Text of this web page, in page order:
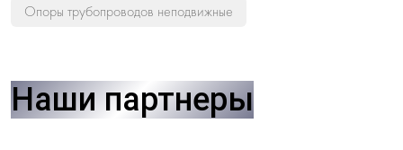
Опоры трубопроводов неподвижные
Наши партнеры